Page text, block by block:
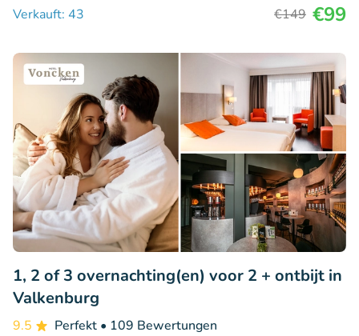
Verkauft: 43
€149 €99
1, 2 of 3 overnachting(en) voor 2 + ontbijt in
Valkenburg
9.5 Perfekt • 109 Bewertungen